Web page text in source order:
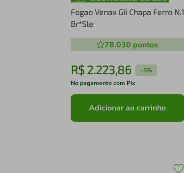
Fogao Venax Gii Chapa Ferro N.1
Br*Sle
78.030 pontos
R$ 2.223,86 -5%
No pagamento com Pix
Adicionar ao carrinho